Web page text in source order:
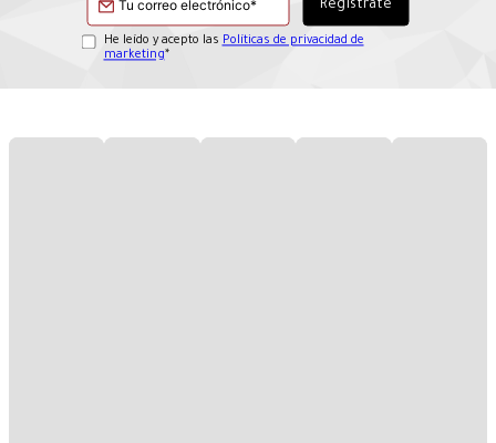
He leído y acepto las Políticas de privacidad de
marketing*